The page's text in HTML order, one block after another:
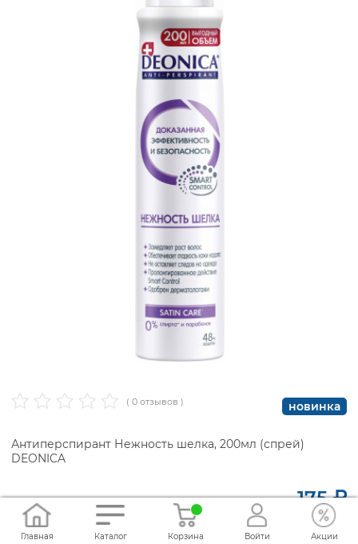
( 0 отзывов ) новинка
Антиперспирант Нежность шелка, 200мл (спрей)
DEONICA
В наличии 175
Главная Каталог Корзина Войти Акции